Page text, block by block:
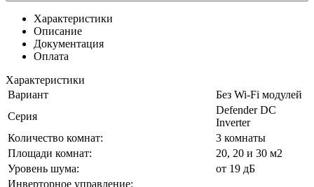
Характеристики
Описание
Документация
Оплата
Характеристики
Вариант
Без Wi-Fi модулей
Серия
Defender DC
Inverter
Количество комнат:
3 комнаты
Площади комнат:
20, 20 и 30 м2
Уровень шума:
от 19 дБ
Инверторное управление: